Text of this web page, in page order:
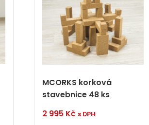
MCORKS korková
stavebnice 48 ks
2 995 Kč s DPH